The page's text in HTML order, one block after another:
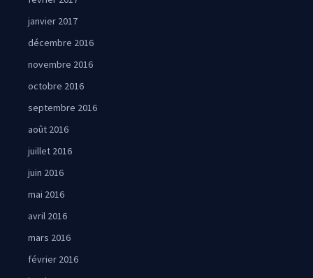
janvier 2017
décembre 2016
novembre 2016
octobre 2016
septembre 2016
août 2016
juillet 2016
juin 2016
mai 2016
avril 2016
mars 2016
février 2016